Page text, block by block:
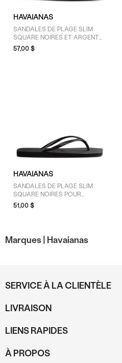
COULEUR
HAVAIANAS
SANDALES DE PLAGE SLIM
SQUARE NOIRES ET ARGENT
POUR FEMMES
57,00 $
HAVAIANAS
SANDALES DE PLAGE SLIM
SQUARE NOIRES POUR
FEMMES
51,00 $
Marques | Havaianas
SERVICE À LA CLIENTÈLE
LIVRAISON
LIENS RAPIDES
À PROPOS